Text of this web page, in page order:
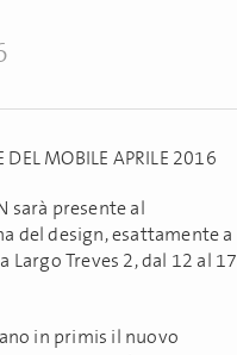
MOBILE APRILE 2016
sarà presente al
del design, esattamente a
Largo Treves 2, dal 12 al 17
in primis il nuovo